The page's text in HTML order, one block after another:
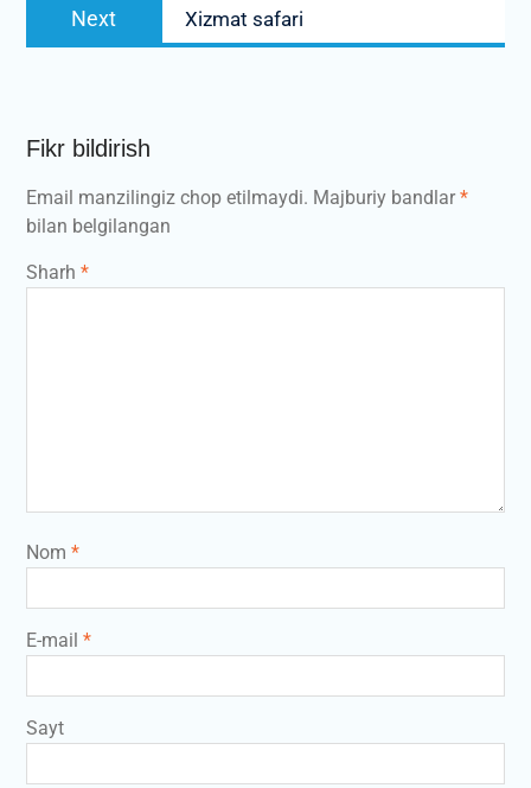
Next
Next
post:
Xizmat safari
Fikr bildirish
Email manzilingiz chop etilmaydi. Majburiy bandlar*
bilan belgilangan
Sharh *
Nom *
E-mail *
Sayt